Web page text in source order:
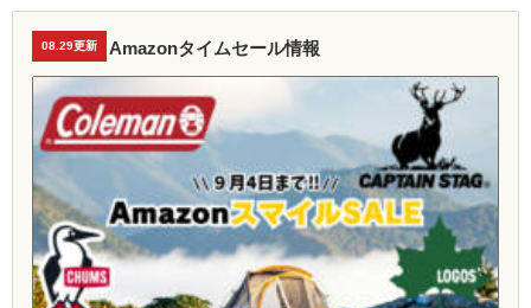
08.29更新 Amazonタイムセール情報